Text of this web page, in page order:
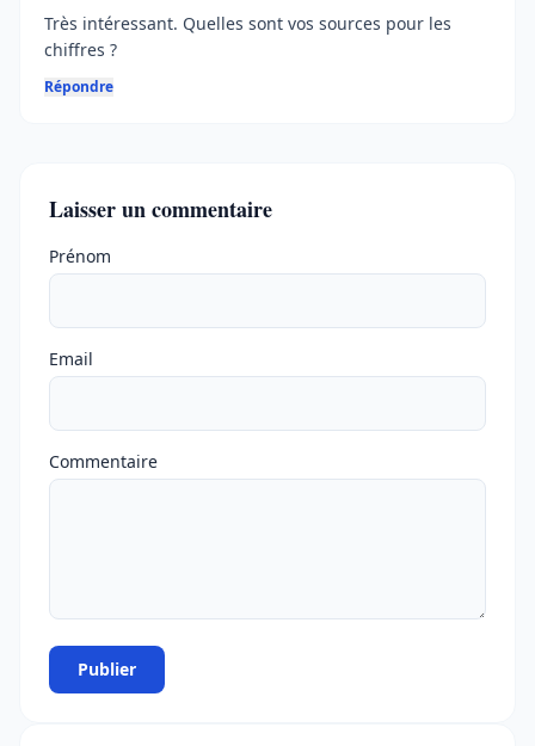
Très intéressant. Quelles sont vos sources pour les
chiffres ?
Répondre
Laisser un commentaire
Ne pas remplir
Prénom
Email
Commentaire
Publier